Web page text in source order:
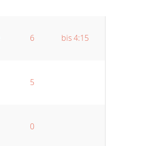
6 bis 4:15
5
0